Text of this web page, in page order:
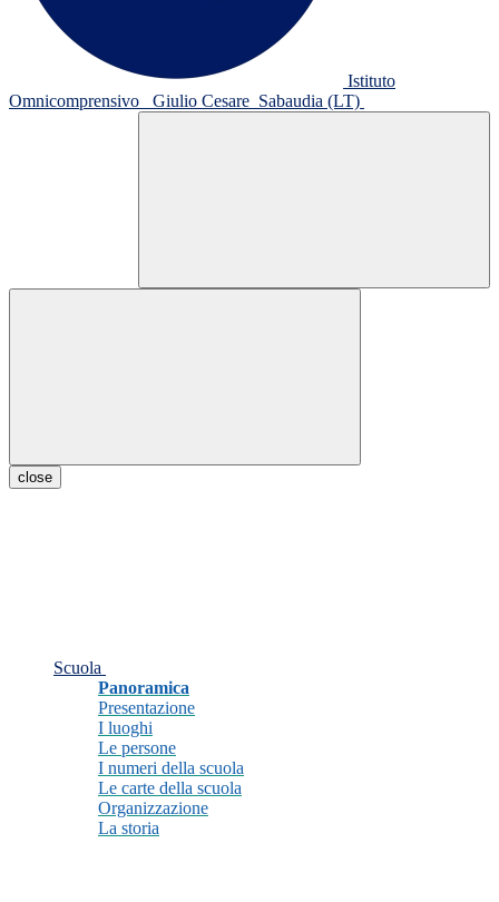
Istituto
Omnicomprensivo
Giulio Cesare Sabaudia (LT)
close
Scuola
Panoramica
Presentazione
I luoghi
Le persone
I numeri della scuola
Le carte della scuola
Organizzazione
La storia